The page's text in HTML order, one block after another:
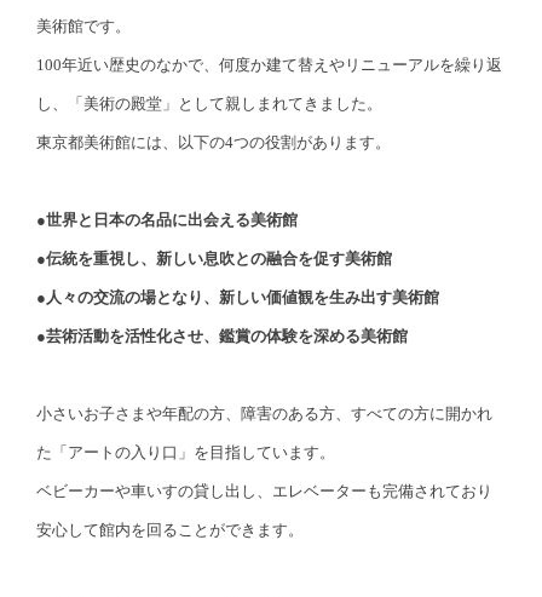
美術館です。
100年近い歴史のなかで、何度か建て替えやリニューアルを繰り返
し、「美術の殿堂」として親しまれてきました。
東京都美術館には、以下の4つの役割があります。
●世界と日本の名品に出会える美術館
●伝統を重視し、新しい息吹との融合を促す美術館
●人々の交流の場となり、新しい価値観を生み出す美術館
●芸術活動を活性化させ、鑑賞の体験を深める美術館
小さいお子さまや年配の方、障害のある方、すべての方に開かれ
た「アートの入り口」を目指しています。
ベビーカーや車いすの貸し出し、エレベーターも完備されており
安心して館内を回ることができます。